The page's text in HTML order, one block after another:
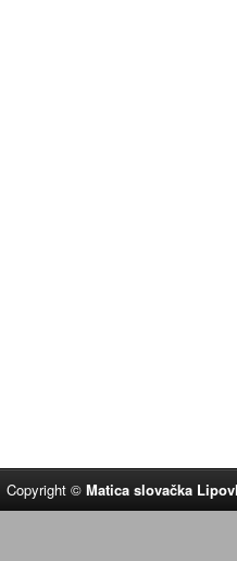
Copyright ©Matica slovačka